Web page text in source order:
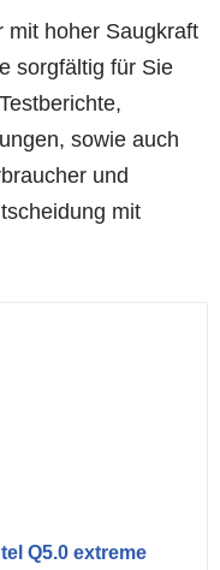
mit hoher Saugkraft
sorgfältig für Sie
sowie auch
und
mit
Q5.0 extreme